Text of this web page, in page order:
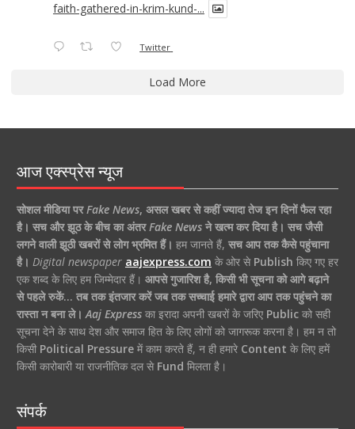
faith-gathered-in-krim-kund-...
Twitter
Load More
आज एक्स्प्रेस न्यूज
सोशल मीडिया परFake News, असल खबर से कहीं ज्यादा तेज इन दिनों फैल रहा
है। सच और झूठ के बीच का अंतरFake Newsने खत्म कर दिया है। सच जैसी
लगने वाली झूठी खबरों से लोग भ्रमित हैं। हम जानते हैं, सच आप तक कैसे पहुंचाना
है। Digital newspaper aajexpress.com के ओर से Publish किए गए हर
एक शब्द के लिए हम जिम्मेदार हैं। आपसे गुजारिश है, किसी भी सूचना को आगे बढ़ाने
से पहले रुकें… तब तक इंतजार करें जब तक सच्चाई हमारे द्वारा आप तक पहुंचने का
रास्ता न बना ले। Aaj Expressका इरादा अपनी खबरों के जरिए Publicको सही
सूचना देने के साथ देश और समाज हित के लिए लोगों को जागरूक करना है। हम न तो
किसी Political Pressureमें काम करते हैं, न ही हमारे Content के लिए हमें
किसी कारोबारी या राजनीतिक दल से Fund मिलता है।
संपर्क